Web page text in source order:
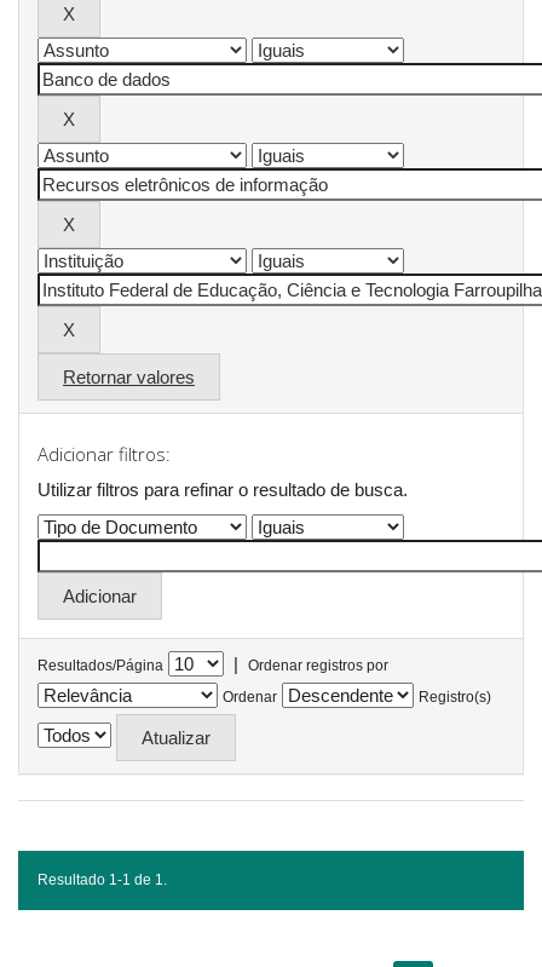
Retornar valores
Adicionar filtros:
Utilizar filtros para refinar o resultado de busca.
Resultados/Página |
Ordenar registros por
Ordenar
Registro(s)
Resultado 1-1 de 1.